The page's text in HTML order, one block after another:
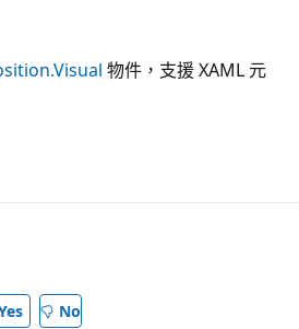
物件，支援 XAML 元
No